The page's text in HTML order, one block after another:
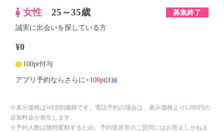
女性 25～35歳 募集終了
誠実に出会いを探している方
¥0
100pt付与
アプリ予約ならさらに+100pt詳細
※表示価格はWEB割価格です。電話予約の場合は、表示価格より1,000円の
追加料金が発生します。
※予約人数は随時変動するため、予約状況等のご質問にはお答えしかねま